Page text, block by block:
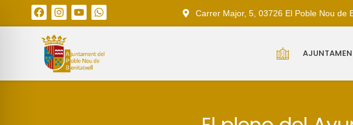
Carrer Major, 5, 03726 El Poble Nou de